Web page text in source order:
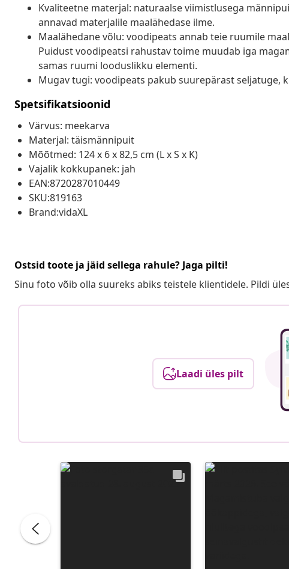
Kvaliteetne materjal: naturaalse viimistlusega
annavad materjalile maalähedase ilme.
Maalähedane võlu: voodipeats annab teie ruumile
Puidust voodipeatsi rahustav toime muudab iga
samas ruumi looduslikku elementi.
Mugav tugi: voodipeats pakub suurepärast seljatuge,
Spetsifikatsioonid
Värvus: meekarva
Materjal: täismännipuit
Mõõtmed: 124 x 6 x 82,5 cm (L x S x K)
Vajalik kokkupanek: jah
EAN:8720287010449
SKU:819163
Brand:vidaXL
Ostsid toote ja jäid sellega rahule? Jaga pilti!
Sinu foto võib olla suureks abiks teistele klientidele. Pildi
Laadi üles pilt